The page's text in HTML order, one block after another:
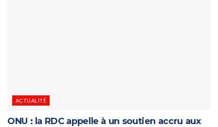
ACTUALITÉ
ONU : la RDC appelle à un soutien accru aux